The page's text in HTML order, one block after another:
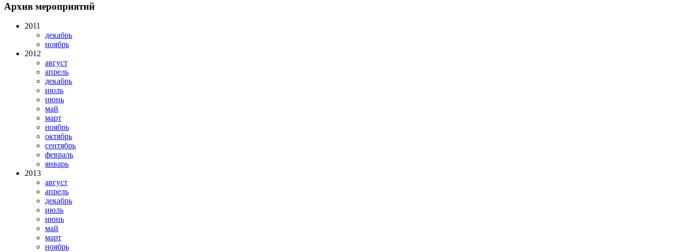
Архив мероприятий
2011
декабрь
ноябрь
2012
август
апрель
декабрь
июль
июнь
май
март
ноябрь
октябрь
сентябрь
февраль
январь
2013
август
апрель
декабрь
июль
июнь
май
март
ноябрь